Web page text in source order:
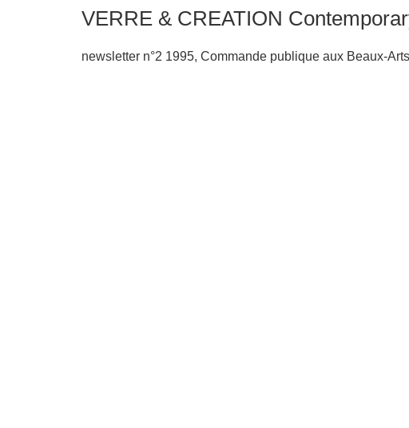
VERRE & CREATION
newsletter n°2 1995, Commande publique aux Beaux-